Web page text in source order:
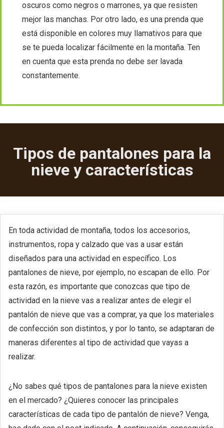
oscuros como negros o marrones, ya que resisten
mejor las manchas. Por otro lado, es una prenda que
está disponible en colores muy llamativos para que
se te pueda localizar fácilmente en la montaña. Ten
en cuenta que esta prenda no debe ser lavada
constantemente.
Tipos de pantalones para la
nieve y características
En toda actividad de montaña, todos los accesorios,
instrumentos, ropa y calzado que vas a usar están
diseñados para una actividad en específico. Los
pantalones de nieve, por ejemplo, no escapan de ello. Por
esta razón, es importante que conozcas que tipo de
actividad en la nieve vas a realizar antes de elegir el
pantalón de nieve que vas a comprar, ya que los materiales
de confección son distintos, y por lo tanto, se adaptaran de
maneras diferentes al tipo de actividad que vayas a
realizar.
¿No sabes qué tipos de pantalones para la nieve existen
en el mercado? ¿Quieres conocer las principales
características de cada tipo de pantalón de nieve? Venga,